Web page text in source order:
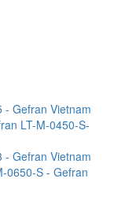
- Gefran Vietnam
LT-M-0450-S-
- Gefran Vietnam
0650-S - Gefran